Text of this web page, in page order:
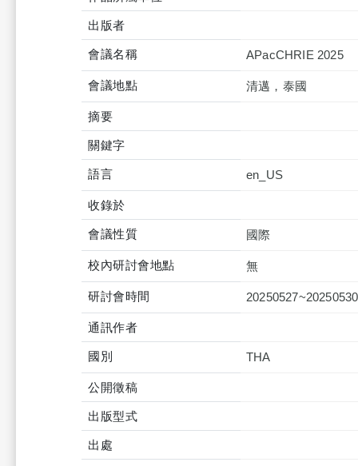
出版者
會議名稱 APacCHRIE 2025
會議地點 清邁，泰國
摘要
關鍵字
語言 en_US
收錄於
會議性質 國際
校內研討會地點 無
研討會時間 20250527~20250530
通訊作者
國別 THA
公開徵稿
出版型式
出處